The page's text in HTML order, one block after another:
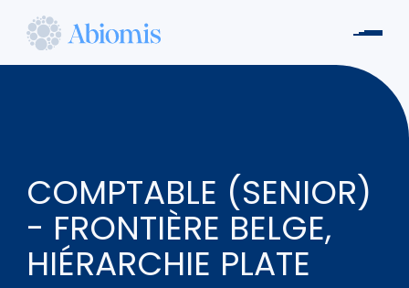
Abiomis
COMPTABLE (SENIOR)
- FRONTIÈRE BELGE,
HIÉRARCHIE PLATE